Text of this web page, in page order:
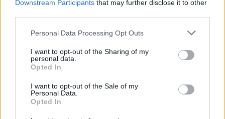
Downstream Participants that may further disclose it to other
Personal Data Processing Opt Outs
I want to opt-out of the Sharing of my
personal data.
Opted In
I want to opt-out of the Sale of my
Personal Data.
Opted In